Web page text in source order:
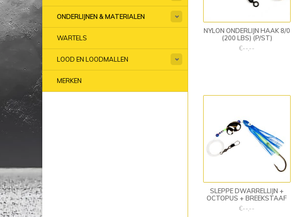
ONDERLIJNEN & MATERIALEN
WARTELS
LOOD EN LOODMALLEN
MERKEN
NYLON ONDERLIJN HAAK 8/0
(200 LBS) (P/ST)
€--,--
SLEPPE DWARRELLIJN +
OCTOPUS + BREEKSTAAF
€--,--